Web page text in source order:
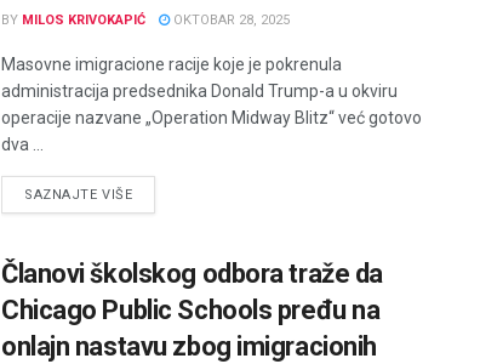
BY MILOS KRIVOKAPIĆ OKTOBAR 28, 2025
Masovne imigracione racije koje je pokrenula
administracija predsednika Donald Trump-a u okviru
operacije nazvane „Operation Midway Blitz“ već gotovo
dva ...
SAZNAJTE VIŠEDETAILS
Članovi školskog odbora traže da
Chicago Public Schools pređu na
onlajn nastavu zbog imigracionih